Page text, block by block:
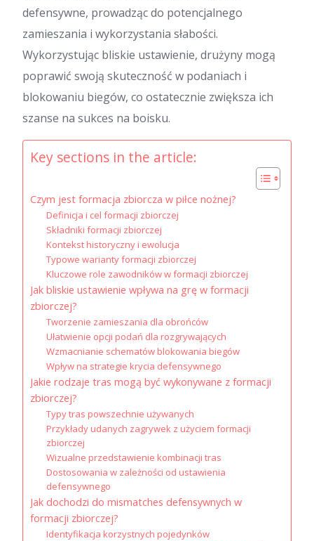
defensywne, prowadząc do potencjalnego
zamieszania i wykorzystania słabości.
Wykorzystując bliskie ustawienie, drużyny mogą
poprawić swoją skuteczność w podaniach i
blokowaniu biegów, co ostatecznie zwiększa ich
szanse na sukces na boisku.
Key sections in the article:
Czym jest formacja zbiorcza w piłce nożnej?
Definicja i cel formacji zbiorczej
Składniki formacji zbiorczej
Kontekst historyczny i ewolucja
Typowe warianty formacji zbiorczej
Kluczowe role zawodników w formacji zbiorczej
Jak bliskie ustawienie wpływa na grę w formacji
zbiorczej?
Tworzenie zamieszania dla obrońców
Ułatwienie opcji podań dla rozgrywających
Wzmacnianie schematów blokowania biegów
Wpływ na strategie krycia defensywnego
Jakie rodzaje tras mogą być wykonywane z formacji
zbiorczej?
Typy tras powszechnie używanych
Przykłady udanych zagrywek z użyciem formacji
zbiorczej
Wizualne przedstawienie kombinacji tras
Dostosowania w zależności od ustawienia
defensywnego
Jak dochodzi do mismatches defensywnych w
formacji zbiorczej?
Identyfikacja korzystnych pojedynków